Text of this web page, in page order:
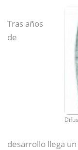
Tras años
de
desarrollo llega